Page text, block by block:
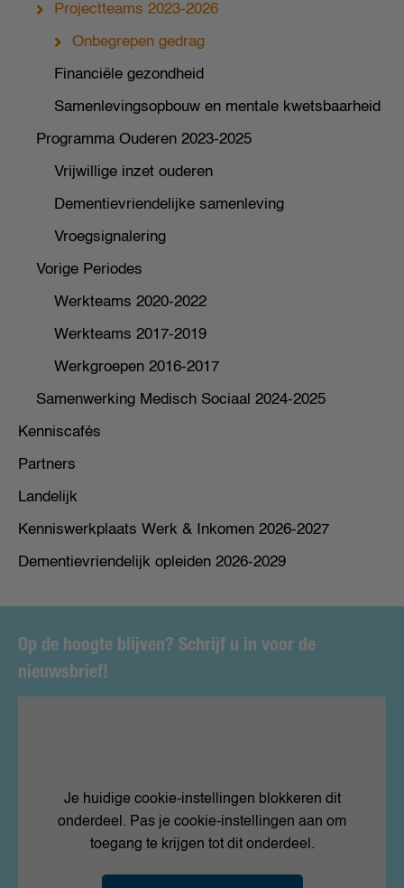
Projectteams 2023-2026
Onbegrepen gedrag
Financiële gezondheid
Samenlevingsopbouw en mentale kwetsbaarheid
Programma Ouderen 2023-2025
Vrijwillige inzet ouderen
Dementievriendelijke samenleving
Vroegsignalering
Vorige Periodes
Werkteams 2020-2022
Werkteams 2017-2019
Werkgroepen 2016-2017
Samenwerking Medisch Sociaal 2024-2025
Kenniscafés
Partners
Landelijk
Kenniswerkplaats Werk & Inkomen 2026-2027
Dementievriendelijk opleiden 2026-2029
Op de hoogte blijven? Schrijf u in voor de
nieuwsbrief!
Je huidige cookie-instellingen blokkeren dit
onderdeel. Pas je cookie-instellingen aan om
toegang te krijgen tot dit onderdeel.